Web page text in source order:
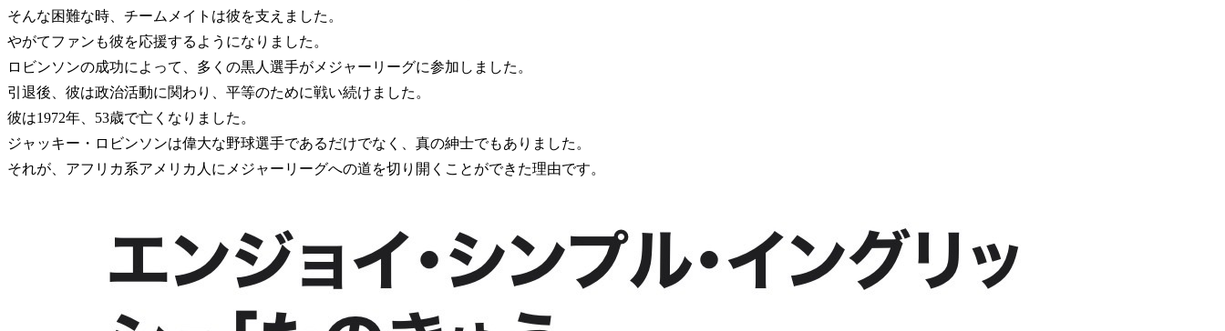
そんな困難な時、チームメイトは彼を支えました。
やがてファンも彼を応援するようになりました。
ロビンソンの成功によって、多くの黒人選手がメジャーリーグに参加しました。
引退後、彼は政治活動に関わり、平等のために戦い続けました。
彼は1972年、53歳で亡くなりました。
ジャッキー・ロビンソンは偉大な野球選手であるだけでなく、真の紳士でもありました。
それが、アフリカ系アメリカ人にメジャーリーグへの道を切り開くことができた理由です。